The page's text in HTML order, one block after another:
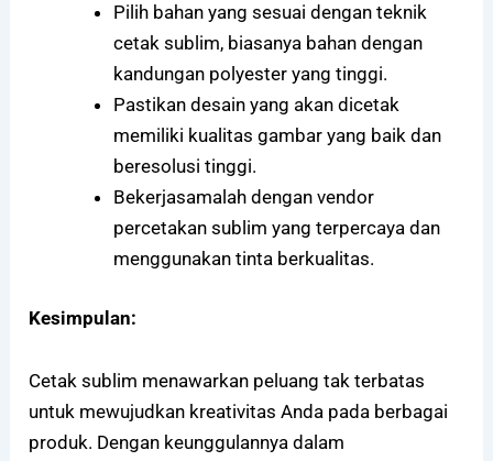
Pilih bahan yang sesuai dengan teknik
cetak sublim, biasanya bahan dengan
kandungan polyester yang tinggi.
Pastikan desain yang akan dicetak
memiliki kualitas gambar yang baik dan
beresolusi tinggi.
Bekerjasamalah dengan vendor
percetakan sublim yang terpercaya dan
menggunakan tinta berkualitas.
Kesimpulan:
Cetak sublim menawarkan peluang tak terbatas
untuk mewujudkan kreativitas Anda pada berbagai
produk. Dengan keunggulannya dalam